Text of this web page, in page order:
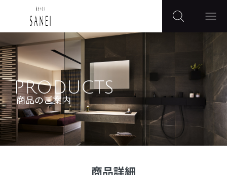
PRODUCTS
商品のご案内
商品詳細